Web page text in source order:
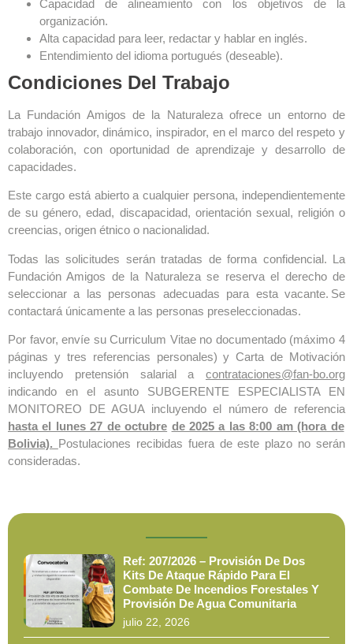
Capacidad de alineamiento con los objetivos de la
organización.
Alta capacidad para leer, redactar y hablar en inglés.
Entendimiento del idioma portugués (deseable).
Condiciones Del Trabajo
La Fundación Amigos de la Naturaleza ofrece un entorno de
trabajo innovador, dinámico, inspirador, en el marco del respeto y
colaboración, con oportunidad de aprendizaje y desarrollo de
capacidades.
Este cargo está abierto a cualquier persona, independientemente
de su género, edad, discapacidad, orientación sexual, religión o
creencias, origen étnico o nacionalidad.
Todas las solicitudes serán tratadas de forma confidencial. La
Fundación Amigos de la Naturaleza se reserva el derecho de
seleccionar a las personas adecuadas para esta vacante. Se
contactará únicamente a las personas preseleccionadas.
Por favor, envíe su Curriculum Vitae no documentado (máximo 4
páginas y tres referencias personales) y Carta de Motivación
incluyendo pretensión salarial a contrataciones@fan-bo.org
indicando en el asunto SUBGERENTE ESPECIALISTA EN
MONITOREO DE AGUA incluyendo el número de referencia
hasta el lunes 27 de octubre de 2025 a las 8:00 am (hora de
Bolivia). Postulaciones recibidas fuera de este plazo no serán
consideradas.
Ref: 207/2026 – Provisión De Dos
Kits De Ataque Rápido Para El
Combate De Incendios Forestales Y
Provisión De Agua Comunitaria
julio 22, 2026